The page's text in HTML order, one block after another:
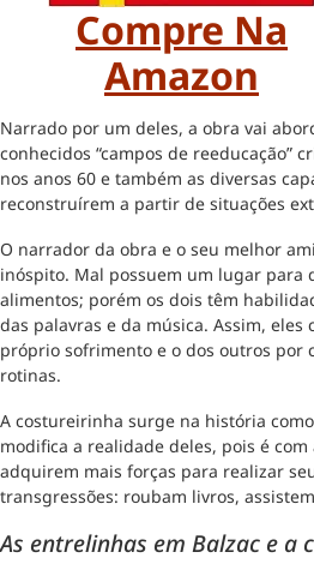
Compre Na
Amazon
Narrado por um deles, a obra vai
conhecidos “campos de reeducação”
nos anos 60 e também as diversas
reconstruírem a partir de situações
O narrador da obra e o seu melhor
inóspito. Mal possuem um lugar para
alimentos; porém os dois têm
das palavras e da música. Assim, eles
próprio sofrimento e o dos outros por
rotinas.
A costureirinha surge na história
modifica a realidade deles, pois é
adquirem mais forças para realizar
transgressões: roubam livros,
As entrelinhas em Balzac e a